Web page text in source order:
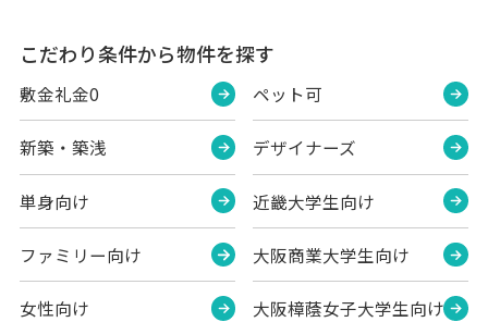
こだわり条件から物件を探す
敷金礼金0
新築・築浅
単身向け
ファミリー向け
女性向け
ペット可
デザイナーズ
近畿大学生向け
大阪商業大学生向け
大阪樟蔭女子大学生向け